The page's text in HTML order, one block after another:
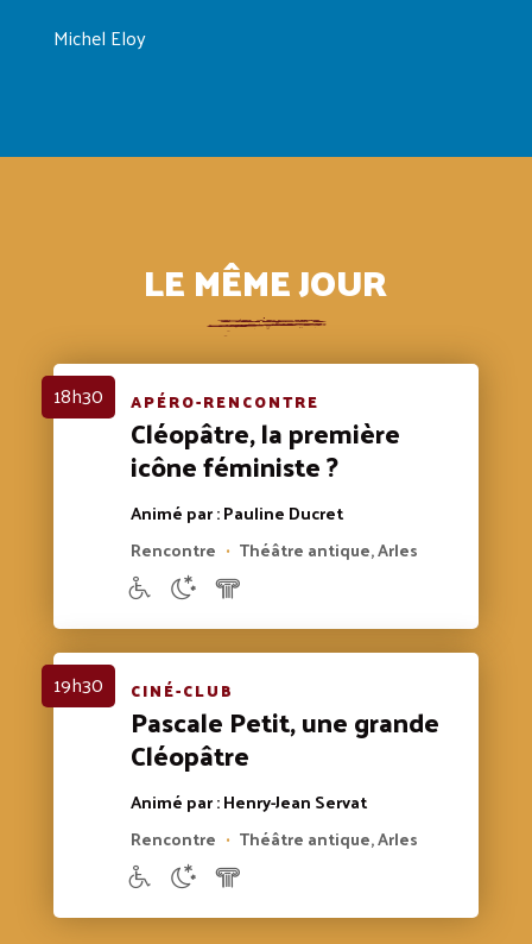
Michel Eloy
LE MÊME JOUR
18h30 APÉRO-RENCONTRE
Cléopâtre, la première
icône féministe ?
Animé par : Pauline Ducret
Rencontre • Théâtre antique, Arles
19h30 CINÉ-CLUB
Pascale Petit, une grande
Cléopâtre
Animé par : Henry-Jean Servat
Rencontre • Théâtre antique, Arles